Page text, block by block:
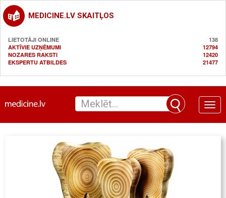
MEDICINE.LV SKAITĻOS
LIETOTĀJI ONLINE
138
AKTĪVIE UZŅĒMUMI
12794
NOZARES RAKSTI
12420
EKSPERTU ATBILDES
21477
Toggle